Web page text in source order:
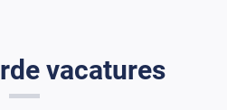
vacatures